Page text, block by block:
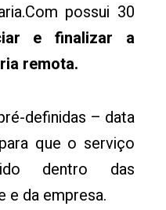
possui 30
e finalizar a
remota.
definidas – data
que o serviço
dentro das
e da empresa.